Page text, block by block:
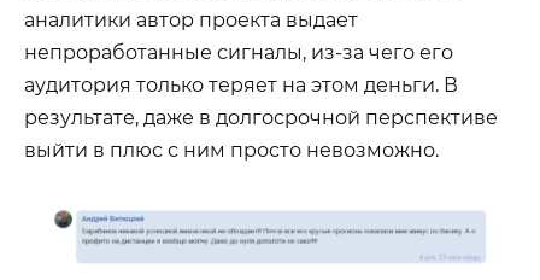
аналитики автор проекта выдает
непроработанные сигналы, из-за чего его
аудитория только теряет на этом деньги. В
результате, даже в долгосрочной перспективе
выйти в плюс с ним просто невозможно.